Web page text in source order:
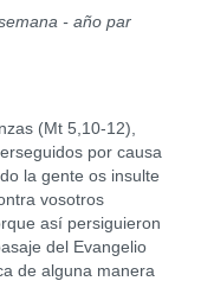
- año par
(Mt 5,10-12),
por causa
la gente os insulte
vosotros
así persiguieron
del Evangelio
de alguna manera